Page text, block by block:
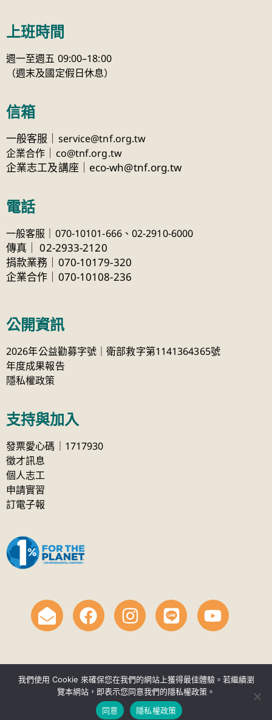
上班時間
週一至週五 09:00–18:00
（週末及國定假日休息）
信箱
一般客服｜ service@tnf.org.tw
企業合作
co@tnf.org.tw
企業志工及講座｜eco-wh@tnf.org.tw
電話
一般客服｜070-10101-666、 02-2910-6000
傳真
02-2933-2120
捐款業務｜070-10179-320
企業合作｜070-10108-236
公開資訊
2026年公益勸募字號｜衛部救字第1141364365號
年度成果報告
隱私權政策
支持與加入
發票愛心碼｜1717930
徵才訊息
個人志工
申請實習
訂電子報
© 財團法人自然保育與環境資訊基金會 2026. All Rights
我們使用 Cookie 來確保您在我們的網站上獲得最佳體驗。若繼續瀏
覽本網站，即表示您同意我們的隱私權政策。
同意
隱私權政策